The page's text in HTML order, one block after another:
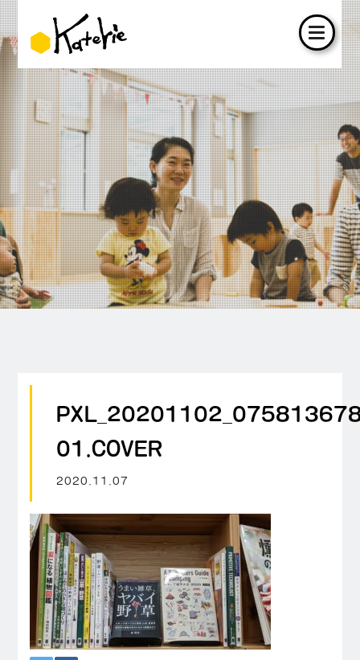
01.COVER
2020.11.07